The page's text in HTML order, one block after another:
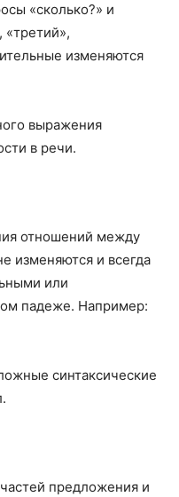
«сколько?» и
«третий»,
изменяются
выражения
в речи.
отношений между
изменяются и всегда
или
падеже. Например:
синтаксические
предложения и